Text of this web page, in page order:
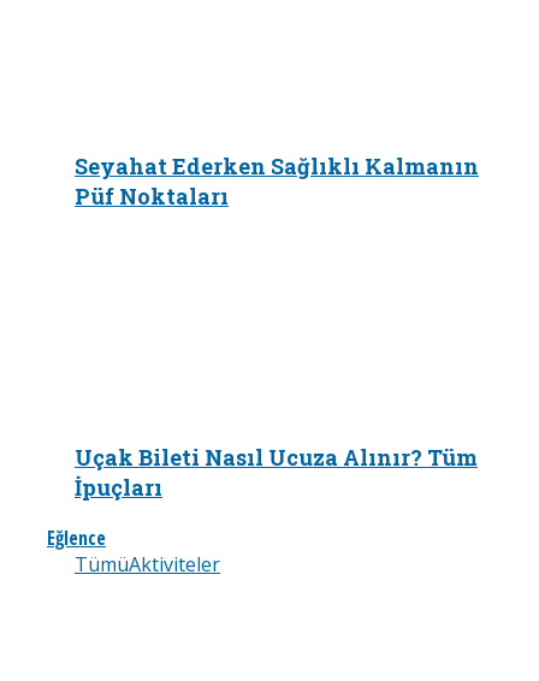
Seyahat Ederken Sağlıklı Kalmanın
Püf Noktaları
Uçak Bileti Nasıl Ucuza Alınır? Tüm
İpuçları
Eğlence
TümüAktiviteler